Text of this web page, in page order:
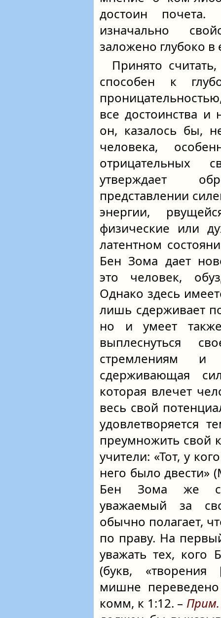
достоин
изначально
заложено глубоко
Принято
способен к
все достоинства и
он, казалось бы,
человека,
утверждает
представлении
энергии,
физические или
латентном
Бен Зома дает
это человек,
Однако здесь
лишь сдерживает
но и умеет
выплеснуться
стремлениям и
сдерживающая
которая влечет
весь свой
удовлетворяется
преумножить свой
учители: «Тот, у
него было двести»
Бен Зома же
уважаемый за
обычно полагает,
по праву. На
уважать тех,
(букв, «творения
мишне
комм, к 1:12. –